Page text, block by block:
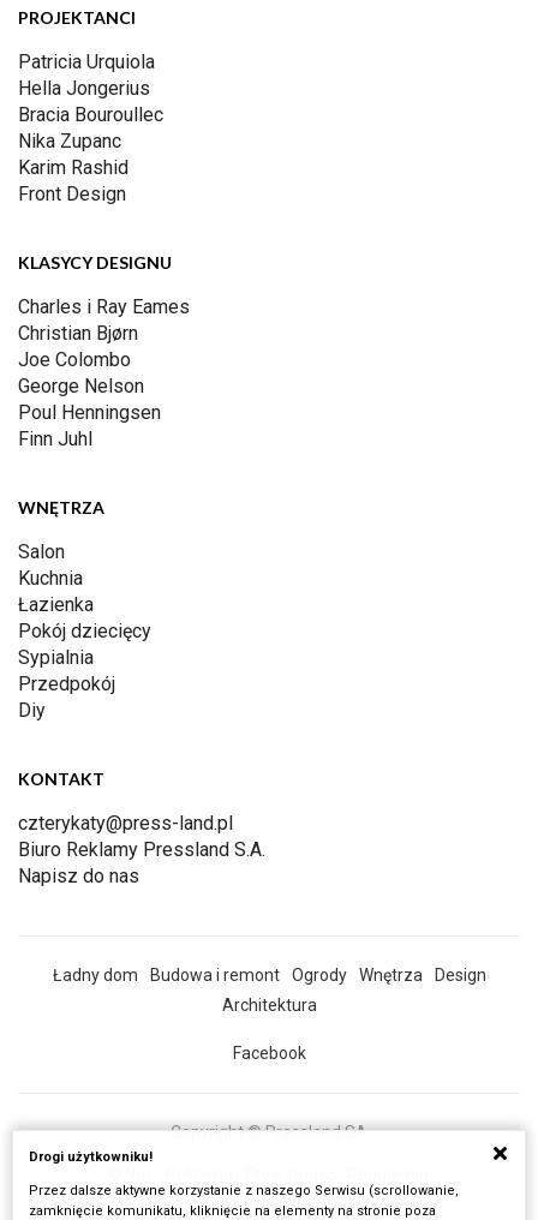
PROJEKTANCI
Patricia Urquiola
Hella Jongerius
Bracia Bouroullec
Nika Zupanc
Karim Rashid
Front Design
KLASYCY DESIGNU
Charles i Ray Eames
Christian Bjørn
Joe Colombo
George Nelson
Poul Henningsen
Finn Juhl
WNĘTRZA
Salon
Kuchnia
Łazienka
Pokój dziecięcy
Sypialnia
Przedpokój
Diy
KONTAKT
czterykaty@press-land.pl
Biuro Reklamy Pressland S.A.
Napisz do nas
Ładny dom Budowa i remont Ogrody Wnętrza
Design
Architektura
Facebook
Copyright © Pressland SA
Wszystkie artykuły
Drogi użytkowniku!
Przez dalsze aktywne korzystanie z naszego Serwisu (scrollowanie,
zamknięcie komunikatu, kliknięcie na elementy na stronie poza